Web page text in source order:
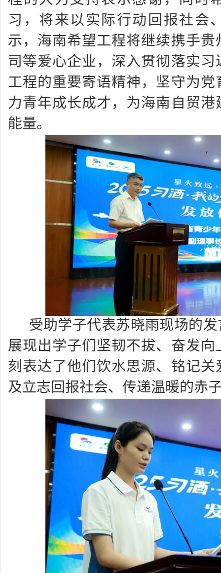
习，将来以实际行动回报社会
示，海南希望工程将继续携手贵
司等爱心企业，深入贯彻落实
工程的重要寄语精神，坚守为党
力青年成长成才，为海南自贸
能量。
受助学子代表苏晓雨现场的
展现出学子们坚韧不拔、奋发
刻表达了他们饮水思源、铭记关
及立志回报社会、传递温暖的赤